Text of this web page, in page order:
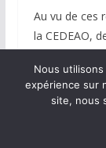
Au vu de ces
la CEDEAO,
Afrique de
d’intégration
de
Nous
expérience sur
site, nous